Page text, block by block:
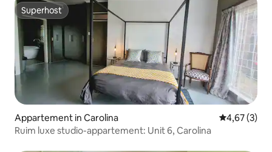
Superhost
Superhost
Appartement in Carolina
4,67 (3)
Ruim luxe studio-appartement: Unit 6, Carolina